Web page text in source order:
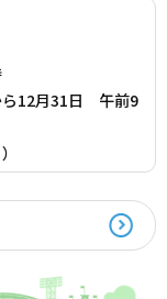
ら12月31日 午前9